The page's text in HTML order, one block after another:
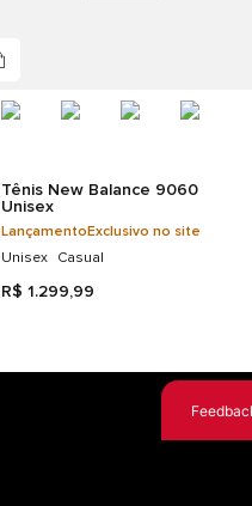
Tênis New Balance 9060
Unisex
LançamentoExclusivo no site
Unisex
Casual
R$ 1.299,99